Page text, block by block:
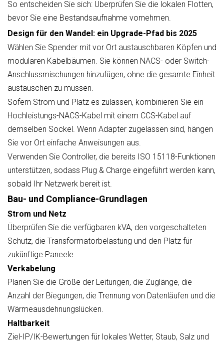
So entscheiden Sie sich: Überprüfen Sie die lokalen Flotten,
bevor Sie eine Bestandsaufnahme vornehmen.
Design für den Wandel: ein Upgrade-Pfad bis 2025
Wählen Sie Spender mit vor Ort austauschbaren Köpfen und
modularen Kabelbäumen. Sie können NACS- oder Switch-
Anschlussmischungen hinzufügen, ohne die gesamte Einheit
austauschen zu müssen.
Sofern Strom und Platz es zulassen, kombinieren Sie ein
Hochleistungs-NACS-Kabel mit einem CCS-Kabel auf
demselben Sockel. Wenn Adapter zugelassen sind, hängen
Sie vor Ort einfache Anweisungen aus.
Verwenden Sie Controller, die bereits ISO 15118-Funktionen
unterstützen, sodass Plug & Charge eingeführt werden kann,
sobald Ihr Netzwerk bereit ist.
Bau- und Compliance-Grundlagen
Strom und Netz
Überprüfen Sie die verfügbaren kVA, den vorgeschalteten
Schutz, die Transformatorbelastung und den Platz für
zukünftige Paneele.
Verkabelung
Planen Sie die Größe der Leitungen, die Zuglänge, die
Anzahl der Biegungen, die Trennung von Datenläufen und die
Wärmeausdehnungslücken.
Haltbarkeit
Ziel-IP/IK-Bewertungen für lokales Wetter, Staub, Salz und